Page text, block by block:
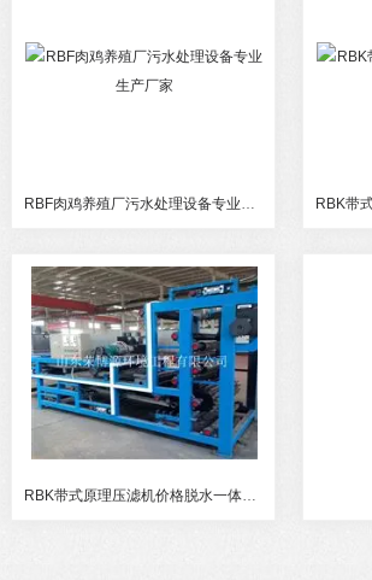
RBF肉鸡养殖厂污水处理设备专业生产厂家
RBK带式原理压滤机价格脱水一体机 污泥脱水机